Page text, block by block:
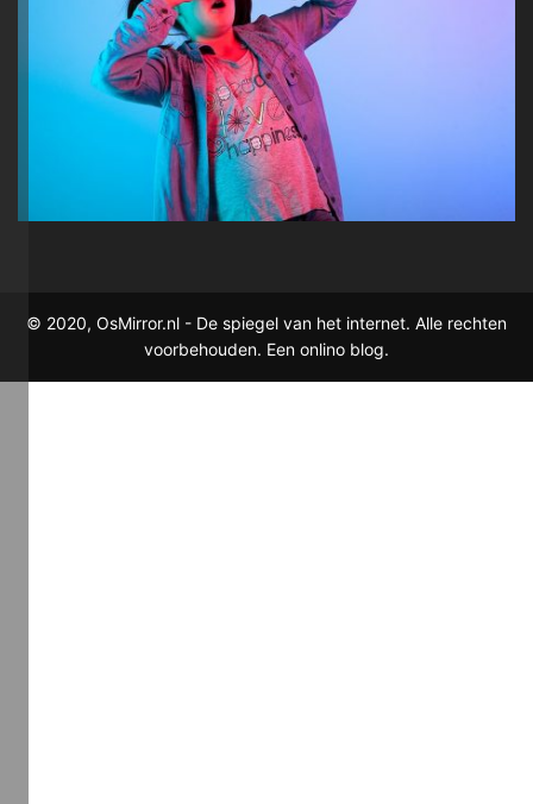
© 2020, OsMirror.nl - De spiegel van het internet. Alle rechten
voorbehouden. Een onlino blog.